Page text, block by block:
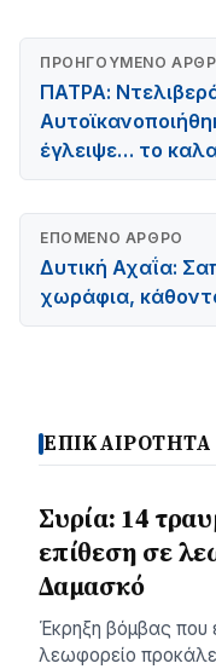
ΠΡΟΗΓΟΎΜΕΝΟ
ΠΑΤΡΑ:
έγλειψε… το
ΕΠΌΜΕΝΟ ΆΡΘΡΟ
Δυτική Αχαΐα:
χωράφια,
ΕΠΙΚΑΙΡΟΤΗΤΑ
Συρία: 14
επίθεση σε
Δαμασκό
Έκρηξη βόμβας που
λεωφορείο